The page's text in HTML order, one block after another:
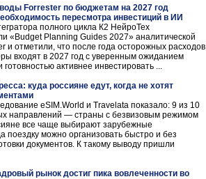
Forrester по бюджетам на 2027 год
пересмотра инвестиций в ИИ
полного цикла К2 НейроТех
«Budget Planning Guides 2027» аналитической
и отметили, что после года осторожных расходов
входят в 2027 год с уверенным ожиданием
активнее инвестировать ...
куда россияне едут, когда не хотят
eSIM.World и Travelata показало: 9 из 10
направлений — страны с безвизовым режимом
все чаще выбирают зарубежные
поездку можно организовать быстро и без
документов. К такому выводу пришли
рынок достиг пика вовлеченности во